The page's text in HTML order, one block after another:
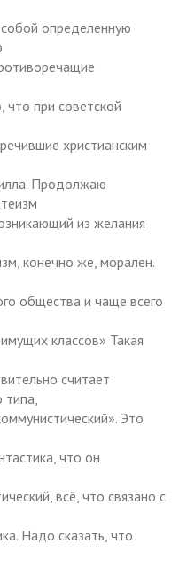
определенную
при советской
христианским
Продолжаю
из желания
конечно же, морален.
общества и чаще всего
классов» Такая
считает
Это
что он
всё, что связано с
Надо сказать, что